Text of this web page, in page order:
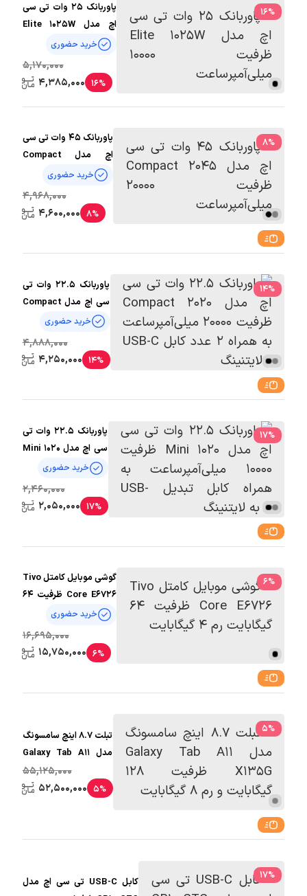
%
16
پاوربانک 25 وات تی سی
اچ مدل Elite 1025W
خرید حضوری
5,170,000
16%
4,385,000
%
8
پاوربانک 45 وات تی سی
اچ مدل Compact
خرید حضوری
4,968,000
8%
4,600,000
%
14
پاوربانک 22.5 وات تی
سی اچ مدل Compact
میلی‌آمپرساعت به
همراه 2 عدد کابل USB-
C و لایتنینگ
خرید حضوری
4,888,000
14%
4,250,000
%
17
پاوربانک 22.5 وات تی
سی اچ مدل Mini 1020
میلی‌آمپرساعت به
همراه کابل
تبدیل USB-
خرید حضوری
2,460,000
17%
2,050,000
%
6
گوشی موبایل کامتل Tivo
Core E6726 ظرفیت 64
گیگابایت رم 4 گیگابایت
خرید حضوری
16,695,000
6%
15,750,000
%
5
تبلت 8.7 اینچ سامسونگ
مدل Galaxy Tab A11
X135G ظرفیت 128
گیگابایت و رم 8
55,125,000
5%
52,500,000
%
17
کابل USB-C تی سی اچ مدل